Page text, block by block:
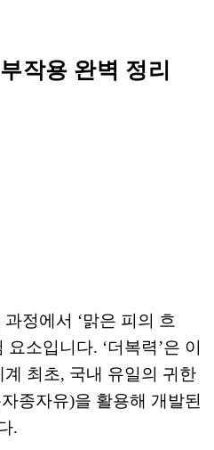
작용 완벽 정리
정에서 ‘맑은 피의 흐
요소입니다. ‘더복력’은 이
최초, 국내 유일의 귀한
종자유)을 활용해 개발된
.